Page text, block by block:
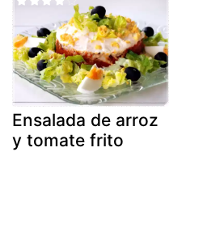
Ensalada de arroz
y tomate frito